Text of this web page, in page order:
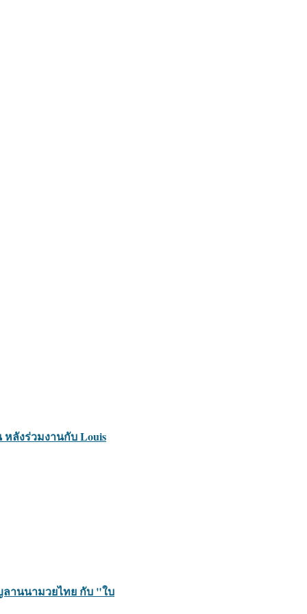
ลังร่วมงานกับ Louis
านนามวยไทย กับ "ใบ